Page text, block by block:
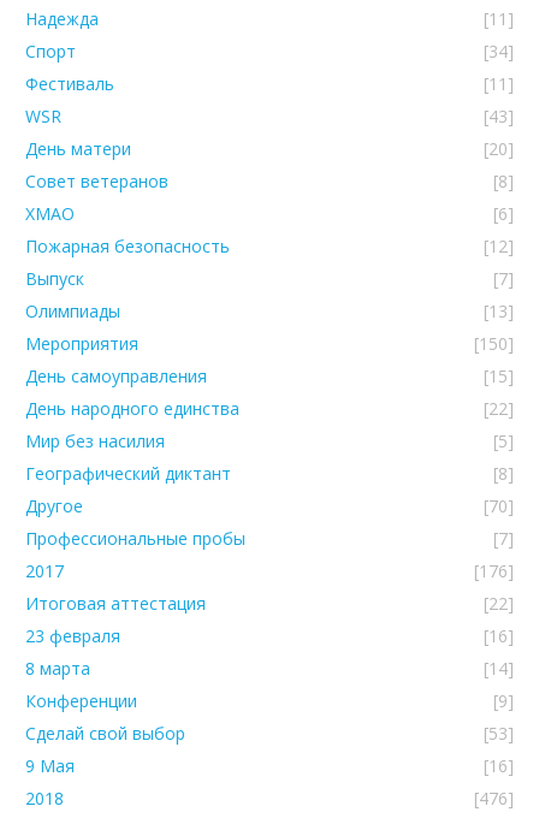
Надежда
[11]
Спорт
[34]
Фестиваль
[11]
WSR
[43]
День матери
[20]
Совет ветеранов
[8]
ХМАО
[6]
Пожарная безопасность
[12]
Выпуск
[7]
Олимпиады
[13]
Мероприятия
[150]
День самоуправления
[15]
День народного единства
[22]
Мир без насилия
[5]
Географический диктант
[8]
Другое
[70]
Профессиональные пробы
[7]
2017
[176]
Итоговая аттестация
[22]
23 февраля
[16]
8 марта
[14]
Конференции
[9]
Сделай свой выбор
[53]
9 Мая
[16]
2018
[476]